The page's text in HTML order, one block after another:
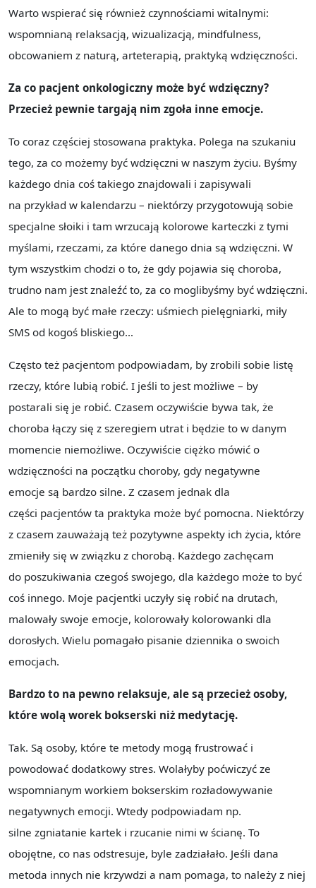
Warto wspierać się również czynnościami witalnymi:
wspomnianą relaksacją, wizualizacją, mindfulness,
obcowaniem z naturą, arteterapią, praktyką wdzięczności.
Za co pacjent onkologiczny może być wdzięczny?
Przecież pewnie targają nim zgoła inne emocje.
To coraz częściej stosowana praktyka. Polega na szukaniu
tego, za co możemy być wdzięczni w naszym życiu. Byśmy
każdego dnia coś takiego znajdowali i zapisywali
na przykład w kalendarzu – niektórzy przygotowują sobie
specjalne słoiki i tam wrzucają kolorowe karteczki z tymi
myślami, rzeczami, za które danego dnia są wdzięczni. W
tym wszystkim chodzi o to, że gdy pojawia się choroba,
trudno nam jest znaleźć to, za co moglibyśmy być wdzięczni.
Ale to mogą być małe rzeczy: uśmiech pielęgniarki, miły
SMS od kogoś bliskiego…
Często też pacjentom podpowiadam, by zrobili sobie listę
rzeczy, które lubią robić. I jeśli to jest możliwe – by
postarali się je robić. Czasem oczywiście bywa tak, że
choroba łączy się z szeregiem utrat i będzie to w danym
momencie niemożliwe. Oczywiście ciężko mówić o
wdzięczności na początku choroby, gdy negatywne
emocje są bardzo silne. Z czasem jednak dla
części pacjentów ta praktyka może być pomocna. Niektórzy
z czasem zauważają też pozytywne aspekty ich życia, które
zmieniły się w związku z chorobą. Każdego zachęcam
do poszukiwania czegoś swojego, dla każdego może to być
coś innego. Moje pacjentki uczyły się robić na drutach,
malowały swoje emocje, kolorowały kolorowanki dla
dorosłych. Wielu pomagało pisanie dziennika o swoich
emocjach.
Bardzo to na pewno relaksuje, ale są przecież osoby,
które wolą worek bokserski niż medytację.
Tak. Są osoby, które te metody mogą frustrować i
powodować dodatkowy stres. Wolałyby poćwiczyć ze
wspomnianym workiem bokserskim rozładowywanie
negatywnych emocji. Wtedy podpowiadam np.
silne zgniatanie kartek i rzucanie nimi w ścianę. To
obojętne, co nas odstresuje, byle zadziałało. Jeśli dana
metoda innych nie krzywdzi a nam pomaga, to należy z niej